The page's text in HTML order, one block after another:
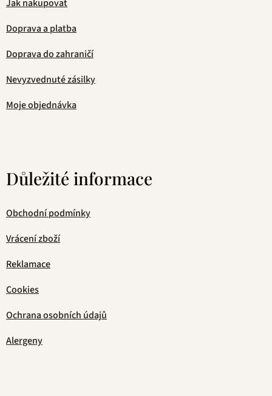
Jak nakupovat
Doprava a platba
Doprava do zahraničí
Nevyzvednuté zásilky
Moje objednávka
Důležité informace
Obchodní podmínky
Vrácení zboží
Reklamace
Cookies
Ochrana osobních údajů
Alergeny